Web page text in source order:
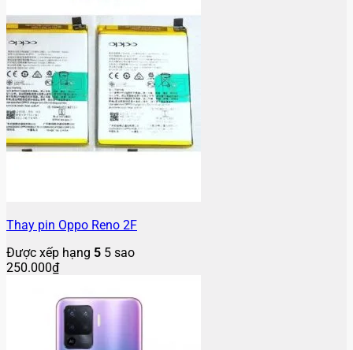
Thay pin Oppo Reno 2F
Được xếp hạng 5 5 sao
250.000₫